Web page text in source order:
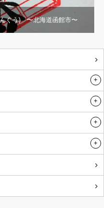
ぐう) 〜北海道函館市〜